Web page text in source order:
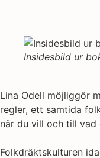
Insidesbild ur
Lina Odell möjliggör
regler, ett samtida
när du vill och till vad
Folkdräktskulturen